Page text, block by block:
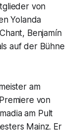
von
Yolanda
Benjamín
auf der Bühne
am
von
am Pult
Mainz. Er